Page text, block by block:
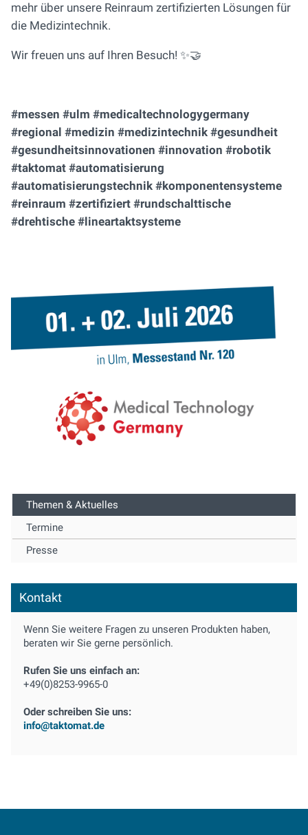
mehr über unsere Reinraum zertifizierten Lösungen für
die Medizintechnik.
Wir freuen uns auf Ihren Besuch! ✨🤝
#messen #ulm #medicaltechnologygermany
#regional #medizin #medizintechnik #gesundheit
#gesundheitsinnovationen #innovation #robotik
#taktomat #automatisierung
#automatisierungstechnik #komponentensysteme
#reinraum #zertifiziert #rundschalttische
#drehtische #lineartaktsysteme
Themen & Aktuelles
Termine
Presse
Kontakt
Wenn Sie weitere Fragen zu unseren Produkten haben,
beraten wir Sie gerne persönlich.
Rufen Sie uns einfach an:
+49(0)8253-9965-0
Oder schreiben Sie uns:
info@taktomat.de